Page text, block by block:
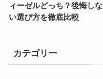
ィーゼルどっち？後悔しな
い選び方を徹底比較
カテゴリー